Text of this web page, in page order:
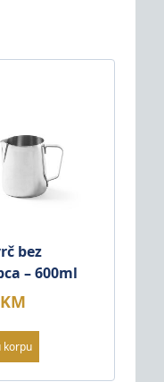
bez
– 600ml
KM
korpu